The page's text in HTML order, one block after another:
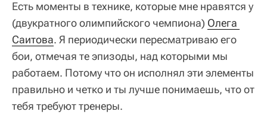
Есть моменты в технике, которые мне нравятся у
(двукратного олимпийского чемпиона) Олега
Саитова. Я периодически пересматриваю его
бои, отмечая те эпизоды, над которыми мы
работаем. Потому что он исполнял эти элементы
правильно и четко и ты лучше понимаешь, что от
тебя требуют тренеры.